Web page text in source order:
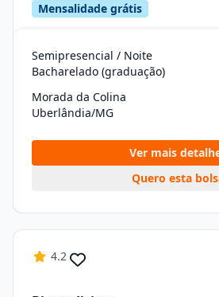
Mensalidade grátis
Semipresencial / Noite
Bacharelado (graduação)
Morada da Colina
Uberlândia/MG
Ver mais
Quero esta
4.2